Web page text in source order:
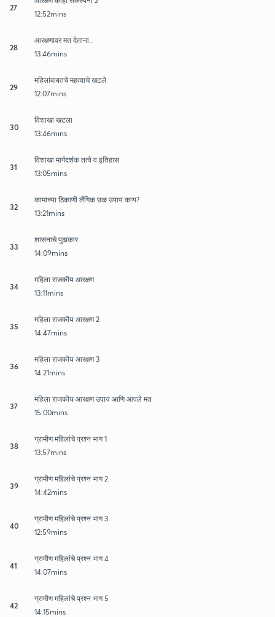
27
12:52mins
28
आरक्षणावर मत देताना..
13:46mins
29
महिलांबाबतचे महत्वाचे खटले
12:07mins
30
विशाखा खटला
13:46mins
31
विशाखा मार्गदर्शक तत्वे व इतिहास
13:05mins
32
कामाच्या ठिकाणी लैंगिक छळ उपाय काय?
13:21mins
33
शासनाचे पुढाकार
14:09mins
34
महिला राजकीय आरक्षण
13:11mins
35
महिला राजकीय आरक्षण 2
14:47mins
36
महिला राजकीय आरक्षण 3
14:21mins
37
महिला राजकीय आरक्षण उपाय आणि आपले मत
15:00mins
38
ग्रामीण महिलांचे प्रश्न भाग 1
13:57mins
39
ग्रामीण महिलांचे प्रश्न भाग 2
14:42mins
40
ग्रामीण महिलांचे प्रश्न भाग 3
12:59mins
41
ग्रामीण महिलांचे प्रश्न भाग 4
14:07mins
42
ग्रामीण महिलांचे प्रश्न भाग 5
14:15mins